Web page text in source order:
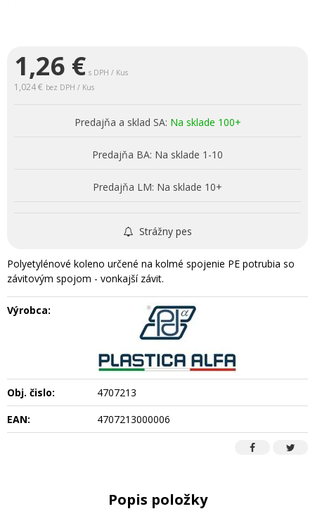
1,26 € s DPH / Kus
1,024 € bez DPH / Kus
Predajňa a sklad SA: Na sklade 100+
Predajňa BA: Na sklade 1-10
Predajňa LM: Na sklade 10+
Strážny pes
Polyetylénové koleno určené na kolmé spojenie PE potrubia so
závitovým spojom - vonkajší závit.
Výrobca:
Obj. čislo:
4707213
EAN:
4707213000006
Popis položky